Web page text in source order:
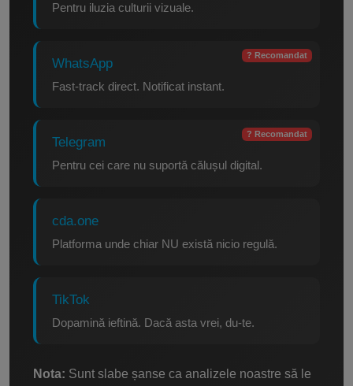
Pentru iluzia culturii vizuale.
WhatsApp
? Recomandat
Fast-track direct. Notificat instant.
Telegram
? Recomandat
Pentru cei care nu suportă călușul digital.
cda.one
Platforma unde chiar NU există nicio regulă.
TikTok
Dopamină ieftină. Dacă asta vrei, du-te.
Nota: Sunt slabe șanse ca analizele noastre să le